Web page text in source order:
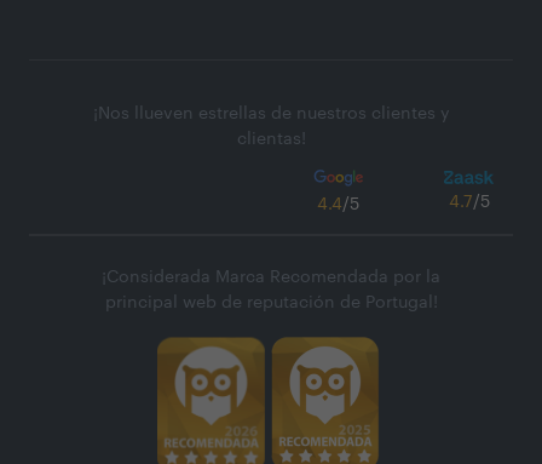
¡Nos llueven estrellas de nuestros clientes y
clientas!
4.4/5 4.7/5
¡Considerada Marca Recomendada por la
principal web de reputación de Portugal!